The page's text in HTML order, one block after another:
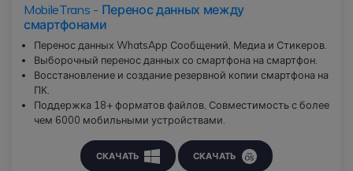
MobileTrans - Перенос данных между
смартфонами
Перенос данных WhatsApp Сообщений, Медиа и Стикеров.
Выборочный перенос данных со смартфона на смартфон.
Восстановление и создание резервной копии смартфона на
ПК.
Поддержка 18+ форматов файлов, Совместимость с более
чем 6000 мобильными устройствами.
СКАЧАТЬ СКАЧАТЬ